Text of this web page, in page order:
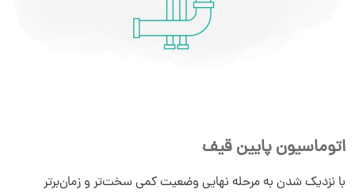
اتوماسیون پایین قیف
با نزدیک شدن به مرحله نهایی وضعیت کمی سخت‌تر و زمان‌برتر